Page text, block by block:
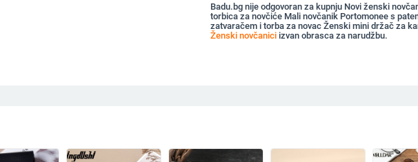
Badu.bg nije odgovoran za kupnju Novi ženski
torbica za novčiće Mali novčanik Portomonee s
zatvaračem i torba za novac Ženski mini držač za
Ženski novčaniciizvan obrasca za narudžbu.